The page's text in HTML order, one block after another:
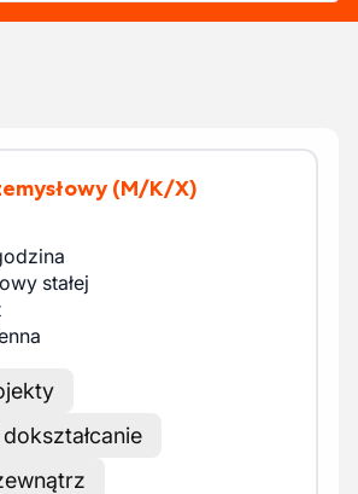
(M/K/X)
stałej